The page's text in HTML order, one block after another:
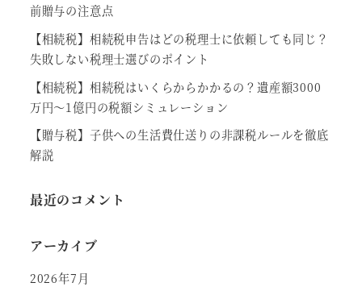
前贈与の注意点
【相続税】相続税申告はどの税理士に依頼しても同じ？
失敗しない税理士選びのポイント
【相続税】相続税はいくらからかかるの？遺産額3000
万円～1億円の税額シミュレーション
【贈与税】子供への生活費仕送りの非課税ルールを徹底
解説
最近のコメント
アーカイブ
2026年7月